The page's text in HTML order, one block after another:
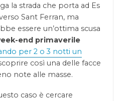
la strada che porta ad Es
Sant Ferran, ma
essere un’ottima scusa
end primaverile
per 2 o 3 notti un
così una delle facce
note alle masse.
caso è cercare